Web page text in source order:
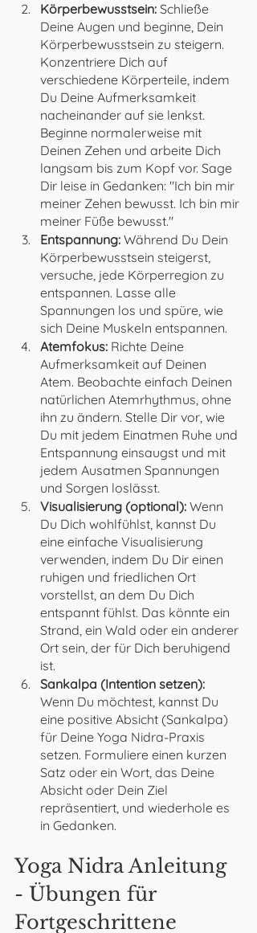
Körperbewusstsein: Schließe
Deine Augen und beginne, Dein
Körperbewusstsein zu steigern.
Konzentriere Dich auf
verschiedene Körperteile, indem
Du Deine Aufmerksamkeit
nacheinander auf sie lenkst.
Beginne normalerweise mit
Deinen Zehen und arbeite Dich
langsam bis zum Kopf vor. Sage
Dir leise in Gedanken: "Ich bin mir
meiner Zehen bewusst. Ich bin mir
meiner Füße bewusst."
Entspannung: Während Du Dein
Körperbewusstsein steigerst,
versuche, jede Körperregion zu
entspannen. Lasse alle
Spannungen los und spüre, wie
sich Deine Muskeln entspannen.
Atemfokus: Richte Deine
Aufmerksamkeit auf Deinen
Atem. Beobachte einfach Deinen
natürlichen Atemrhythmus, ohne
ihn zu ändern. Stelle Dir vor, wie
Du mit jedem Einatmen Ruhe und
Entspannung einsaugst und mit
jedem Ausatmen Spannungen
und Sorgen loslässt.
Visualisierung (optional): Wenn
Du Dich wohlfühlst, kannst Du
eine einfache Visualisierung
verwenden, indem Du Dir einen
ruhigen und friedlichen Ort
vorstellst, an dem Du Dich
entspannt fühlst. Das könnte ein
Strand, ein Wald oder ein anderer
Ort sein, der für Dich beruhigend
ist.
Sankalpa (Intention setzen):
Wenn Du möchtest, kannst Du
eine positive Absicht (Sankalpa)
für Deine Yoga Nidra-Praxis
setzen. Formuliere einen kurzen
Satz oder ein Wort, das Deine
Absicht oder Dein Ziel
repräsentiert, und wiederhole es
in Gedanken.
Yoga Nidra Anleitung
- Übungen für
Fortgeschrittene